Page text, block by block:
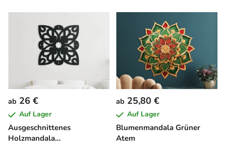
Ausgeschnittenes
Holzmandala
ab 26 €
Auf Lager
Blumenmandala Grüner
Atem
ab 25,80 €
Auf Lager